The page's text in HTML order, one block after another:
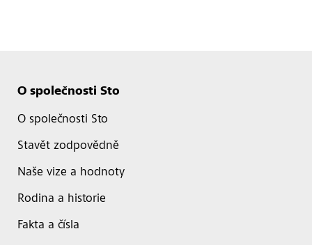
O společnosti Sto
O společnosti Sto
Stavět zodpovědně
Naše vize a hodnoty
Rodina a historie
Fakta a čísla